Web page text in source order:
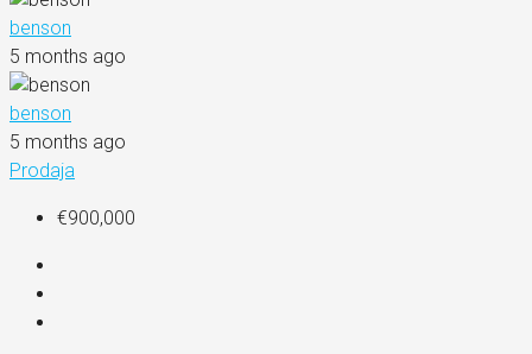
benson
5 months ago
benson
5 months ago
Prodaja
€900,000